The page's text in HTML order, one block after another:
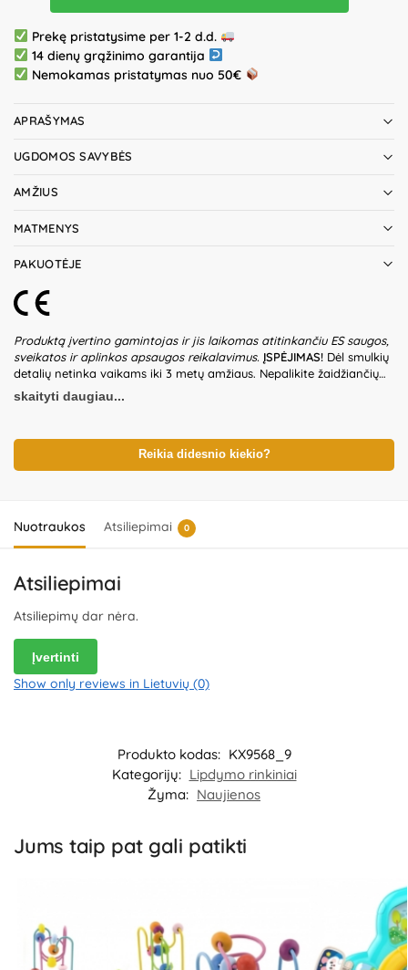
Prekę pristatysime per 1-2 d.d.
14 dienų grąžinimo garantija
Nemokamas pristatymas nuo 50€
APRAŠYMAS
UGDOMOS SAVYBĖS
AMŽIUS
MATMENYS
PAKUOTĖJE
Produktą įvertino gamintojas ir jis laikomas atitinkančiu ES saugos,
sveikatos ir aplinkos apsaugos reikalavimus. ĮSPĖJIMAS! Dėl smulkių
detalių netinka vaikams iki 3 metų amžiaus. Nepalikite žaidžiančių
vaikų be suaugusiųjų priežiūros. Kinetinio smėlio negalima valgyti.
Jeigu netyčia buvo suvartotas didelis kiekis smėlio – nedelsiant
detalių būklę. Nenaudokite žaislo, jeigu kuri nors iš dalių yra
pažeista. Pakuotė nėra gaminio dalis – būtina ją pašalinti, kai tik
gaminys yra išpakuojamas. Produkto dizainas ir spalvos gali
Panstwa Polskiego 8, 15-111 Bialystok, Poland.
„Commerce plus“, Partizanų g. 66-38, Kaunas, Lietuva.
skaityti daugiau...
Reikia didesnio kiekio?
Nuotraukos Atsiliepimai 0
Atsiliepimai
Atsiliepimų dar nėra.
Įvertinti
Show only reviews in Lietuvių (0)
Produkto kodas: KX9568_9
Kategorijų: Lipdymo rinkiniai
Žyma: Naujienos
Jums taip pat gali patikti